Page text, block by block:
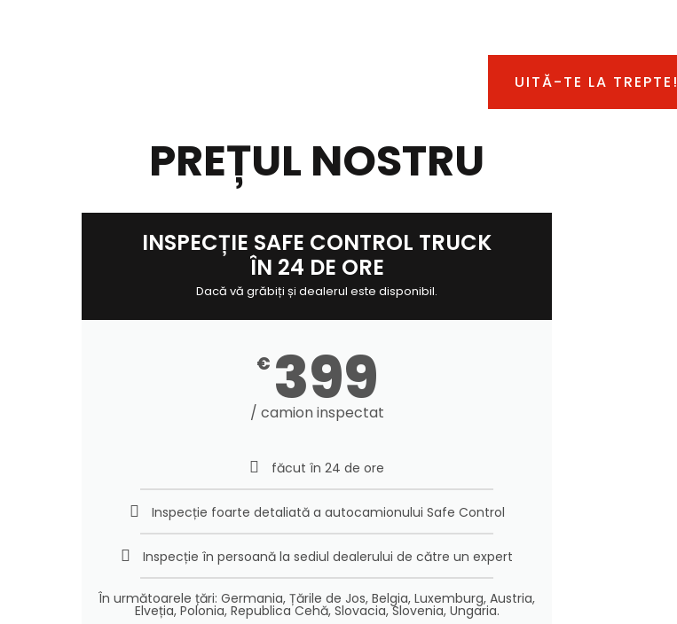
UITĂ-TE LA TREPTE!
PREȚUL NOSTRU
INSPECȚIE SAFE CONTROL TRUCK
ÎN 24 DE ORE
Dacă vă grăbiți și dealerul este disponibil.
€ 399
/ camion inspectat
făcut în 24 de ore
Inspecție foarte detaliată a autocamionului Safe Control
Inspecție în persoană la sediul dealerului de către un expert
În următoarele țări: Germania, Țările de Jos, Belgia, Luxemburg, Austria,
Elveția, Polonia, Republica Cehă, Slovacia, Slovenia, Ungaria.